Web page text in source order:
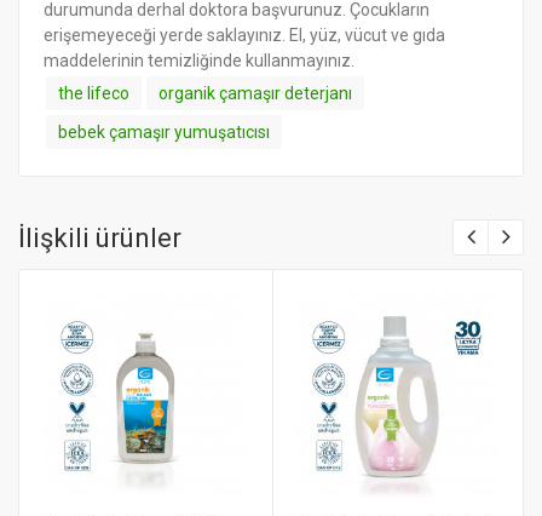
durumunda derhal doktora başvurunuz. Çocukların
erişemeyeceği yerde saklayınız. El, yüz, vücut ve gıda
maddelerinin temizliğinde kullanmayınız.
the lifeco
organik çamaşır deterjanı
bebek çamaşır yumuşatıcısı
İlişkili ürünler